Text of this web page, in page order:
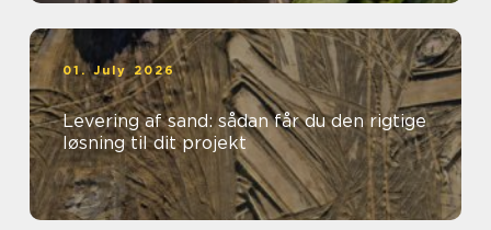
01. July 2026
Levering af sand: sådan får du den rigtige
løsning til dit projekt